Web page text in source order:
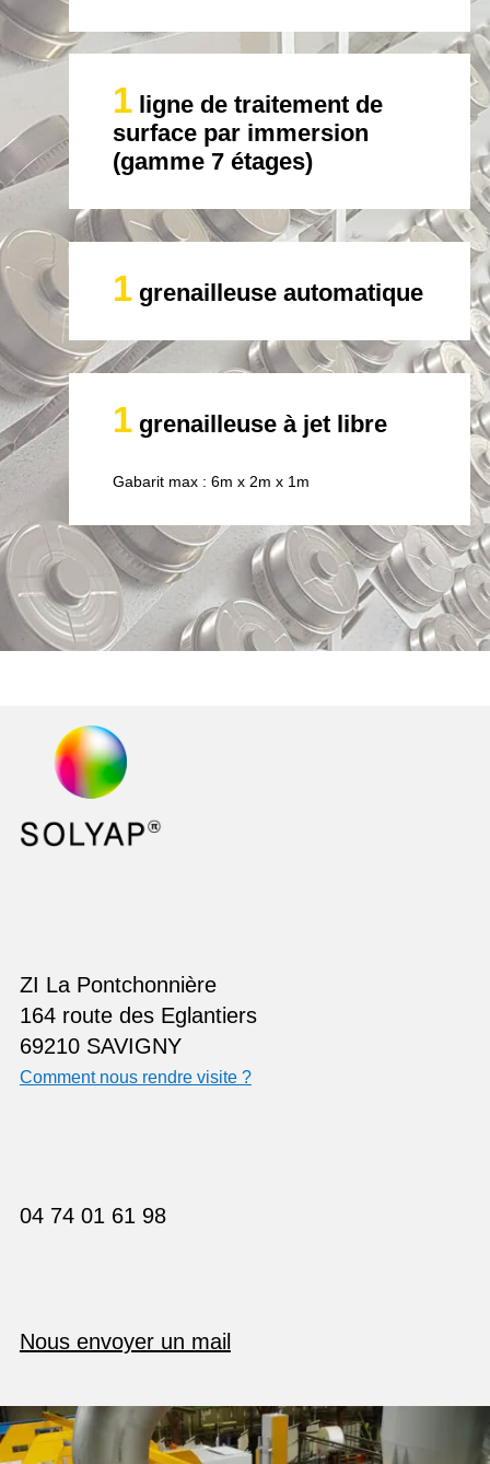
1ligne de traitement de
surface par immersion
(gamme 7 étages)
1grenailleuse automatique
1grenailleuse à jet libre
Gabarit max : 6m x 2m x 1m
ZI La Pontchonnière
164 route des Eglantiers
69210 SAVIGNY
Comment nous rendre visite ?
04 74 01 61 98
Nous envoyer un mail